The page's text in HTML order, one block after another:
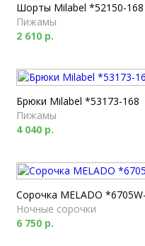
Шорты Milabel *52150-168
Пижамы
2 610 р.
Брюки Milabel *53173-168
Пижамы
4 040 р.
Сорочка MELADO
Ночные сорочки
6 750 р.